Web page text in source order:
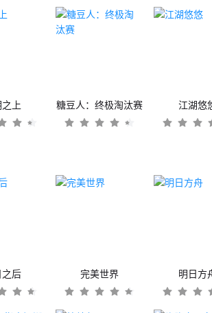
上 糖豆人：终极淘汰赛 江湖悠
后 完美世界 明日方